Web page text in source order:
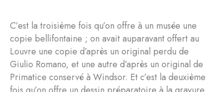
C’est la troisième fois qu’on offre à un musée une
copie bellifontaine ; on avait auparavant offert au
Louvre une copie d’après un original perdu de
Giulio Romano, et une autre d’après un original de
Primatice conservé à Windsor. Et c’est la deuxième